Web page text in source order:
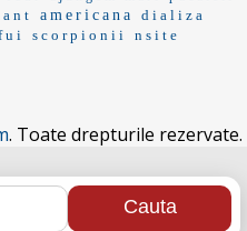
americana dializa
scorpionii nsite
. Toate drepturile rezervate.